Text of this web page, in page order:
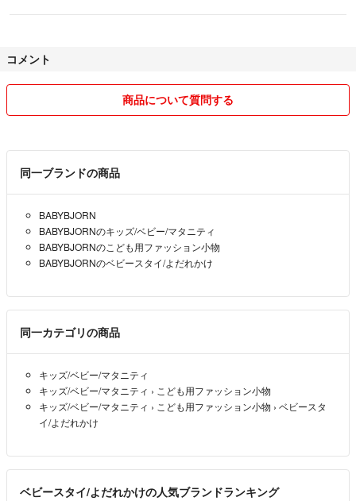
コメント
商品について質問する
同一ブランドの商品
BABYBJORN
BABYBJORNのキッズ/ベビー/マタニティ
BABYBJORNのこども用ファッション小物
BABYBJORNのベビースタイ/よだれかけ
同一カテゴリの商品
キッズ/ベビー/マタニティ
キッズ/ベビー/マタニティ › こども用ファッション小物
キッズ/ベビー/マタニティ › こども用ファッション小物 › ベビースタ
イ/よだれかけ
ベビースタイ/よだれかけの人気ブランドランキング